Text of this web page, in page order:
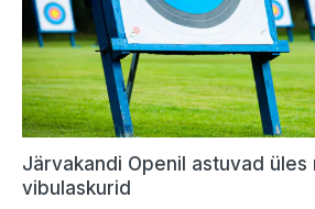
Järvakandi Openil astuvad üles
vibulaskurid